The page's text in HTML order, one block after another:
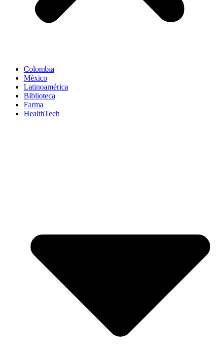
Colombia
México
Latinoamérica
Biblioteca
Farma
HealthTech